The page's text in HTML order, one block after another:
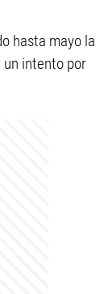
hasta mayo la
un intento por